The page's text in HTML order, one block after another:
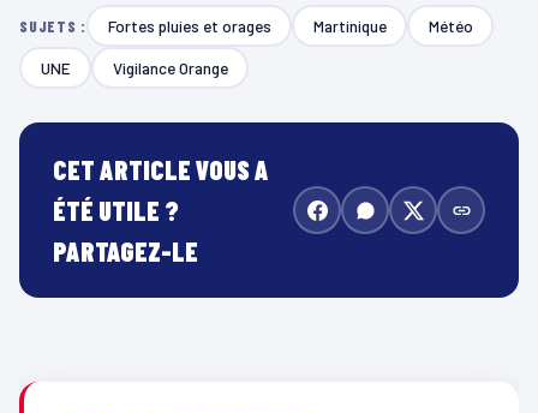
SUJETS : Fortes pluies et orages Martinique Météo
UNE Vigilance Orange
CET ARTICLE VOUS A
ÉTÉ UTILE ?
PARTAGEZ-LE